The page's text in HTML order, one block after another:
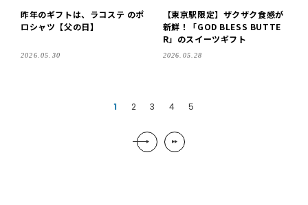
昨年のギフトは、ラコステ のポ
ロシャツ【父の日】
2026.05.30
【東京駅限定】ザクザク食感が
新鮮！「GOD BLESS BUTTE
R」のスイーツギフト
2026.05.28
1 2 3 4 5